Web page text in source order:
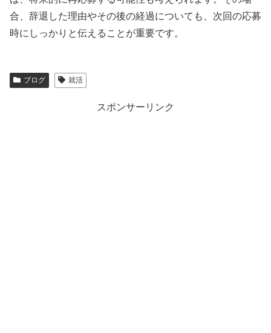
合、辞退した理由やその後の経過についても、次回の応募
時にしっかりと伝えることが重要です。
ブログ 就活
スポンサーリンク